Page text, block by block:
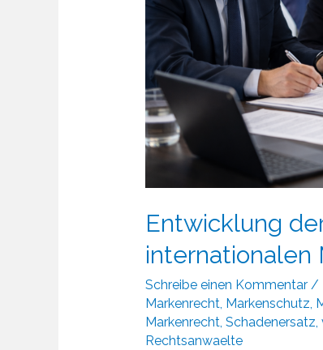
Entwicklung
internationalen
Schreibe einen Kommentar /
Markenrecht, Markenschutz,
Markenrecht, Schadenersatz,
Rechtsanwaelte